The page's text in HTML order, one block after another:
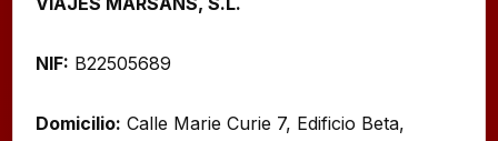
NIF: B22505689
Domicilio: Calle Marie Curie 7, Edificio Beta,